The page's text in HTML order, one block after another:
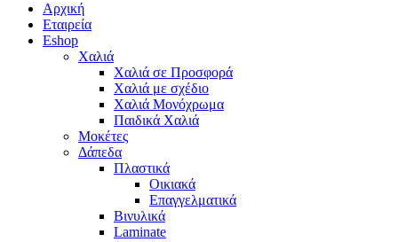
Αρχική
Εταιρεία
Eshop
Χαλιά
Χαλιά σε Προσφορά
Χαλιά με σχέδιο
Χαλιά Μονόχρωμα
Παιδικά Χαλιά
Μοκέτες
Δάπεδα
Πλαστικά
Οικιακά
Επαγγελματικά
Βινυλικά
Laminate